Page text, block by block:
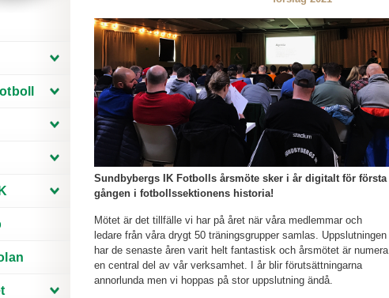
Sundbybergs IK Fotbolls årsmöte sker i år digitalt för första
gången i fotbollssektionens historia!
Mötet är det tillfälle vi har på året när våra medlemmar och
ledare från våra drygt 50 träningsgrupper samlas. Uppslutningen
har de senaste åren varit helt fantastisk och årsmötet är numera
en central del av vår verksamhet. I år blir förutsättningarna
annorlunda men vi hoppas på stor uppslutning ändå.